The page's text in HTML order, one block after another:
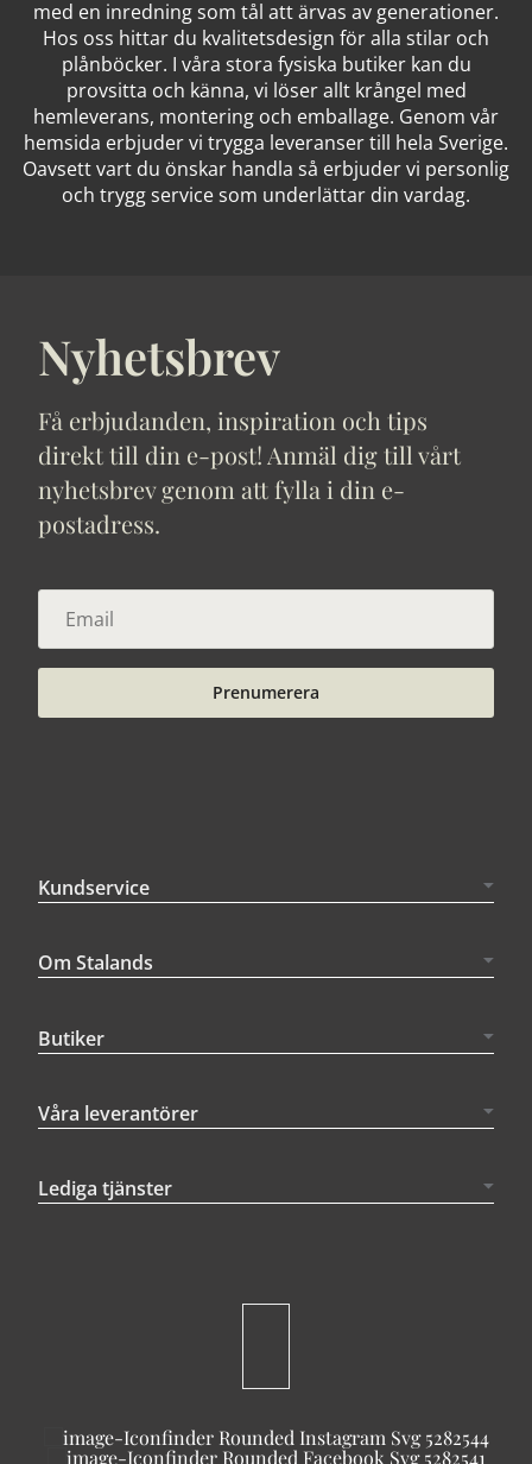
med en inredning som tål att ärvas av generationer.
Hos oss hittar du kvalitetsdesign för alla stilar och
plånböcker. I våra stora fysiska butiker kan du
provsitta och känna, vi löser allt krångel med
hemleverans, montering och emballage. Genom vår
hemsida erbjuder vi trygga leveranser till hela Sverige.
Oavsett vart du önskar handla så erbjuder vi personlig
och trygg service som underlättar din vardag.
Nyhetsbrev
Få erbjudanden, inspiration och tips
direkt till din e-post! Anmäl dig till vårt
nyhetsbrev genom att fylla i din e-
postadress.
Prenumerera
Kundservice
Om Stalands
Butiker
Våra leverantörer
Lediga tjänster